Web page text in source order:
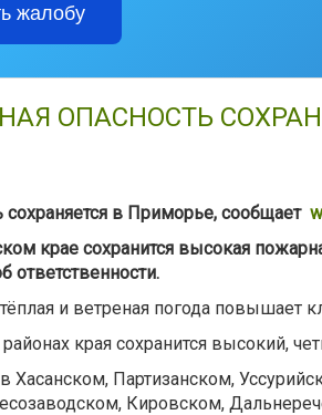
жалобу
ОПАСНОСТЬ
в Приморье, сообщает
крае сохранится высокая
ответственности.
и ветреная погода повышает
края сохранится высокий,
Хасанском, Партизанском,
Кировском,